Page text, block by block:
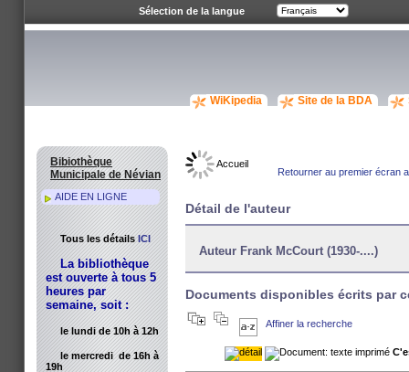
Accueil
WiKipedia Site de la BDA
Retourner au premier écran
Détail de l'auteur
Auteur Frank McCourt (1930-....)
Documents disponibles écrits par
Affiner la recherche
Bibiothèque
Municipale de Névian
AIDE EN LIGNE
Tous les détailsICI
La bibliothèque
est ouverte à tous 5
heures par
semaine, soit :
le lundi de 10h à 12h
le mercredi de 16h à
19h
Sélection de la langue